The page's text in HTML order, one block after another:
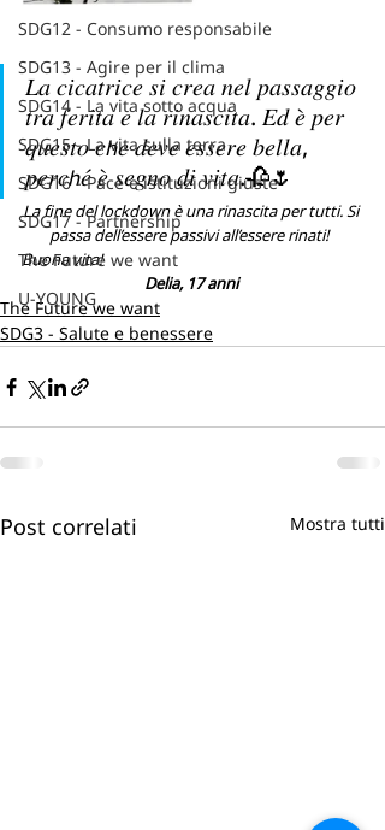
SDG12 - Consumo responsabile
SDG13 - Agire per il clima
SDG14 - La vita sotto acqua
SDG15 - La vita sulla terra
SDG16 - Pace e istituzioni giuste
SDG17 - Partnership
The Future we want
U-YOUNG
𝐿𝑎 𝑐𝑖𝑐𝑎𝑡𝑟𝑖𝑐𝑒 𝑠𝑖 𝑐𝑟𝑒𝑎 𝑛𝑒𝑙 𝑝𝑎𝑠𝑠𝑎𝑔𝑔𝑖𝑜
𝑡𝑟𝑎 𝑓𝑒𝑟𝑖𝑡𝑎 𝑒 𝑙𝑎 𝑟𝑖𝑛𝑎𝑠𝑐𝑖𝑡𝑎. 𝐸𝑑 𝑒̀ 𝑝𝑒𝑟
𝑞𝑢𝑒𝑠𝑡𝑜 𝑐𝘩𝑒 𝑑𝑒𝑣𝑒 𝑒𝑠𝑠𝑒𝑟𝑒 𝑏𝑒𝑙𝑙𝑎,
𝑝𝑒𝑟𝑐𝘩𝑒́ 𝑒̀ 𝑠𝑒𝑔𝑛𝑜 𝑑𝑖 𝑣𝑖𝑡𝑎.🥀🌷
La fine del lockdown è una rinascita per tutti. Si
passa dell’essere passivi all’essere rinati!
Buona vita!
Delia, 17 anni
The Future we want
SDG3 - Salute e benessere
Post correlati Mostra tutti